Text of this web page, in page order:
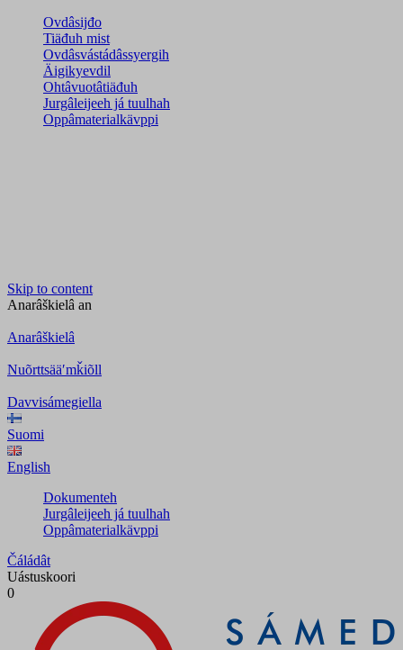
Ovdâsijđo
Tiäđuh mist
Ovdâsvástádâssyergih
Äigikyevdil
Ohtâvuotâtiäđuh
Jurgâleijeeh já tuulhah
Oppâmaterialkävppi
Skip to content
Anarâškielâ an
Anarâškielâ
Nuõrttsääʹmǩiõll
Davvisámegiella
Suomi
English
Dokumenteh
Jurgâleijeeh já tuulhah
Oppâmaterialkävppi
Čáládât
Uástuskoori
0